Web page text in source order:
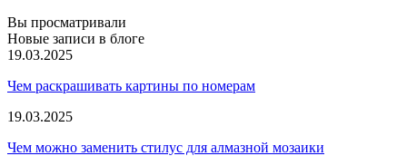
Вы просматривали
Новые записи в блоге
19.03.2025
Чем раскрашивать картины по номерам
19.03.2025
Чем можно заменить стилус для алмазной мозаики